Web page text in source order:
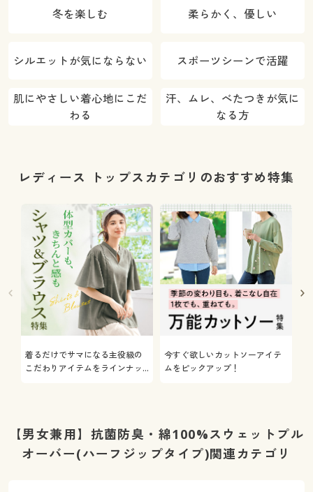
冬を楽しむ 柔らかく、優しい
シルエットが気にならない スポーツシーンで活躍
肌にやさしい着心地にこだ
わる
汗、ムレ、べたつきが気に
なる方
レディース トップスカテゴリのおすすめ特集
着るだけでサマになる主役級の
こだわりアイテムをラインナッ
今すぐ欲しいカットソーアイテ
ムをピックアップ！
【男女兼用】抗菌防臭・綿100%スウェットプル
オーバー(ハーフジップタイプ)関連カテゴリ